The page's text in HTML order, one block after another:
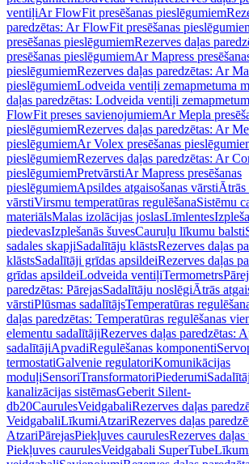
ventiļiAr FlowFit presēšanas pieslēgumiem
paredzētas: Ar FlowFit presēšanas
presēšanas pieslēgumiemRezerves daļas
presēšanas pieslēgumiemAr Mapress
pieslēgumiemRezerves daļas paredzētas: Ar
pieslēgumiemLodveida ventiļi zemapmetuma
daļas paredzētas: Lodveida ventiļi
FlowFit preses savienojumiemAr Mepla
pieslēgumiemRezerves daļas paredzētas: Ar
pieslēgumiemAr Volex presēšanas
pieslēgumiemRezerves daļas paredzētas: Ar
pieslēgumiemPretvārstiAr Mapress presēšanas
pieslēgumiemApsildes atgaisošanas vārstiĀtrās
vārstiVirsmu temperatūras regulēšanaSistēmu
materiālsMalas izolācijas joslasLīmlentes
piedevasIzplešanās šuvesCauruļu līkumu balsti
sadales skapjiSadalītāju klāstsRezerves daļas
klāstsSadalītāji grīdas apsildeiRezerves daļas
grīdas apsildeiLodveida ventiļiTermometrs
paredzētas: PārejasSadalītāju noslēgiĀtrās
vārstiPlūsmas sadalītājsTemperatūras
daļas paredzētas: Temperatūras regulēšanas
elementu sadalītājiRezerves daļas paredzētas:
sadalītājiApvadiRegulēšanas komponenti
termostatiGalvenie regulatoriKomunikācijas
moduļiSensoriTransformatoriPiederumi
kanalizācijas sistēmasGeberit Silent-
db20CaurulesVeidgabaliRezerves daļas
VeidgabaliLīkumiAtzariRezerves daļas
AtzariPārejasPiekļuves caurulesRezerves daļas
Piekļuves caurulesVeidgabali SuperTube